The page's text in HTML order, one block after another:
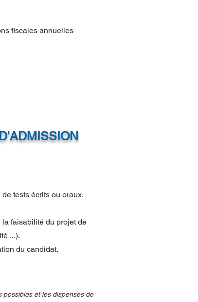
fiscales annuelles
tests écrits ou oraux.
la faisabilité du projet de
...).
du candidat.
et les dispenses de